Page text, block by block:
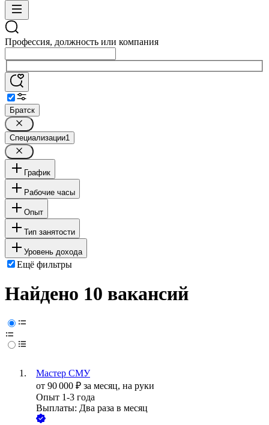
Профессия, должность или компания
Братск
Специализации1
График
Рабочие часы
Опыт
Тип занятости
Уровень дохода
Ещё фильтры
Найдено 10 вакансий
Мастер СМУ
от 90 000 ₽ за месяц, на руки
Опыт 1-3 года
Выплаты: Два раза в месяц